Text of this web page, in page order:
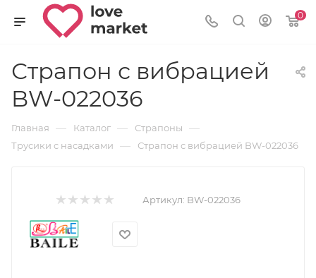
0
Страпон с вибрацией
BW-022036
Главная — Каталог — Страпоны —
Трусики с насадками — Страпон с вибрацией BW-022036
Артикул: BW-022036